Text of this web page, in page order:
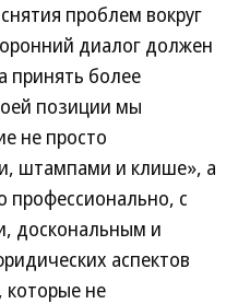
проблем вокруг
диалог должен
принять более
позиции мы
не просто
штампами и клише», а
профессионально, с
доскональным и
аспектов
которые не